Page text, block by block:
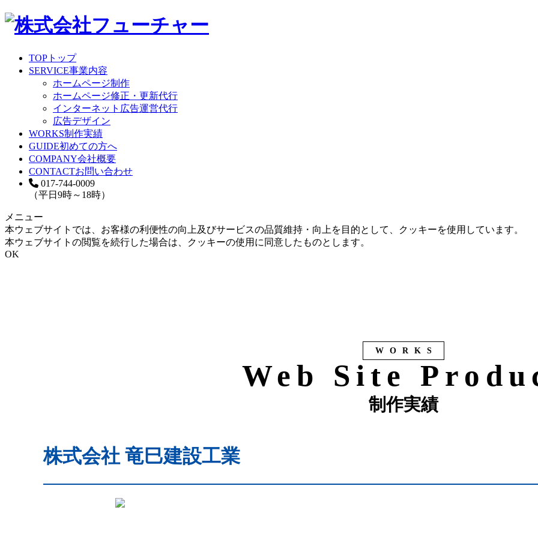
TOP トップ
SERVICE事業内容
ホームページ制作
ホームページ修正・更新代行
インターネット広告運営代行
広告デザイン
WORKS制作実績
GUIDE初めての方へ
COMPANY会社概要
CONTACTお問い合わせ
017-744-0009
（平日9時～18時）
メニュー
本ウェブサイトでは、お客様の利便性の向上及びサービスの品質維持・向上を目的として、クッキーを使用しています。
本ウェブサイトの閲覧を続行した場合は、クッキーの使用に同意したものとします。
OK
WORKS
Web Site
制作実績
株式会社 竜巳建設工業